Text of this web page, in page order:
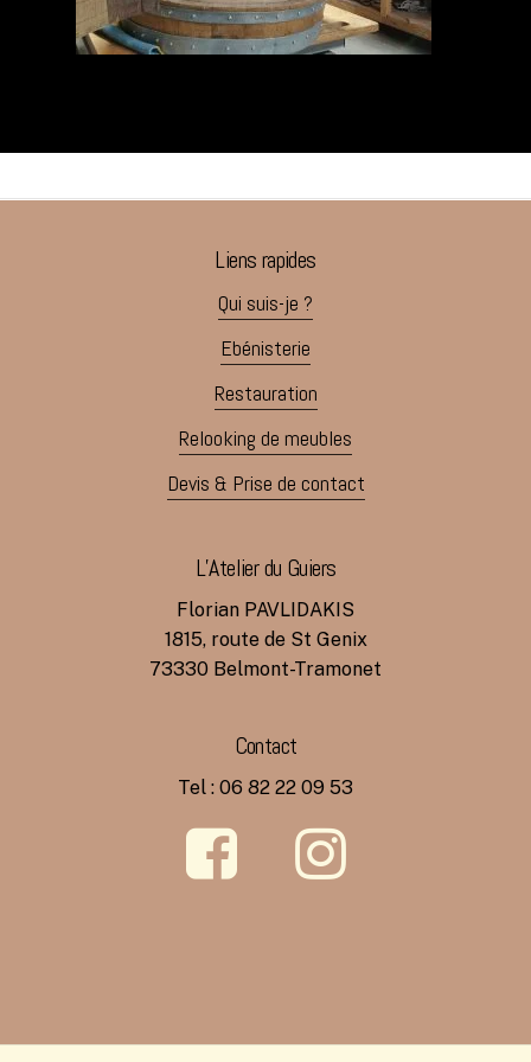
Liens rapides
Qui suis-je ?
Ebénisterie
Restauration
Relooking de meubles
Devis & Prise de contact
L’Atelier du Guiers
Florian PAVLIDAKIS
1815, route de St Genix
73330 Belmont-Tramonet
Contact
Tel : 06 82 22 09 53